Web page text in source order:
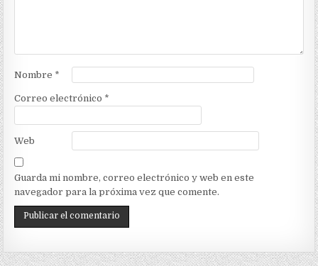
Nombre *
Correo electrónico *
Web
Guarda mi nombre, correo electrónico y web en este
navegador para la próxima vez que comente.